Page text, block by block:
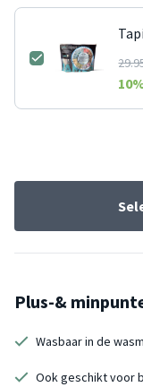
10
Plus-&
Wasbaar in de
Ook geschikt voor